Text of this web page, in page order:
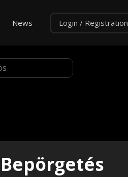
News Login / Registration
Bepörgetés